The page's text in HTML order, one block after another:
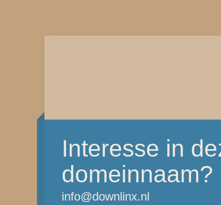
Interesse in
domeinnaam?
info@downlinx.nl